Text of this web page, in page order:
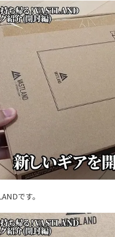
です。